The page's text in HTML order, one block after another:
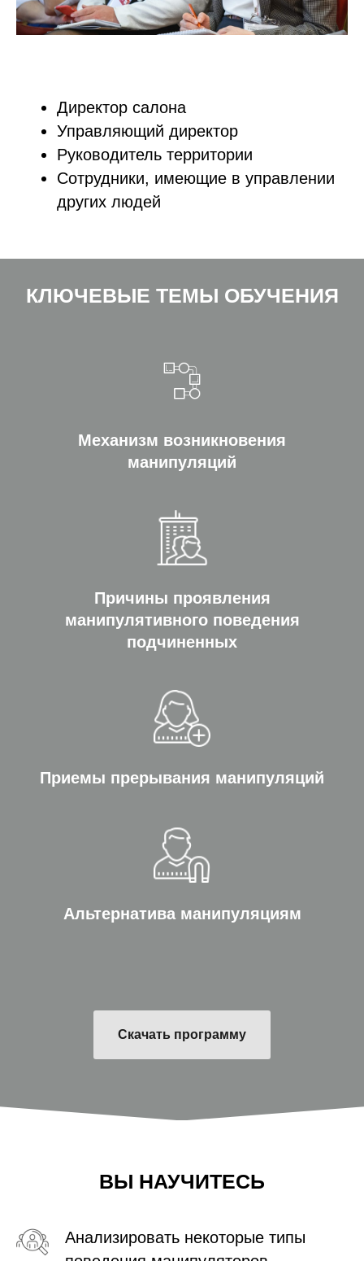
Директор салона
Управляющий директор
Руководитель территории
Сотрудники, имеющие в управлении
других людей
КЛЮЧЕВЫЕ ТЕМЫ ОБУЧЕНИЯ
Механизм возникновения
манипуляций
Причины проявления
манипулятивного поведения
подчиненных
Приемы прерывания манипуляций
Альтернатива манипуляциям
Скачать программу
ВЫ НАУЧИТЕСЬ
Анализировать некоторые типы